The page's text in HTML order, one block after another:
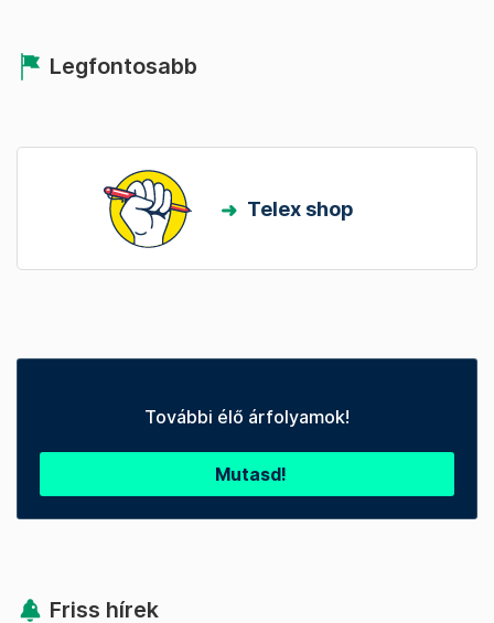
Legfontosabb
Telex shop
További élő árfolyamok!
Mutasd!
Friss hírek